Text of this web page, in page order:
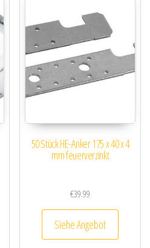
50 Stück HE-Anker 175 x 40 x 4
mm feuerverzinkt
€39.99
Siehe Angebot